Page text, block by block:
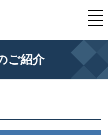
ご紹介